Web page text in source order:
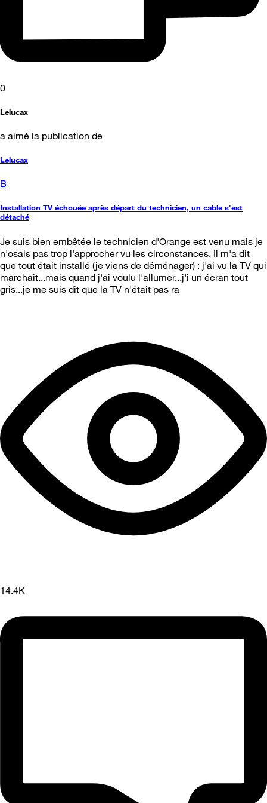
0
Lelucax
a aimé la publication de
Lelucax
B
Installation TV échouée après départ du technicien, un cable s'est
détaché
Je suis bien embêtée le technicien d'Orange est venu mais je
n'osais pas trop l'approcher vu les circonstances. Il m'a dit
que tout était installé (je viens de déménager) : j'ai vu la TV qui
marchait...mais quand j'ai voulu l'allumer...j'i un écran tout
gris...je me suis dit que la TV n'était pas ra
14.4K